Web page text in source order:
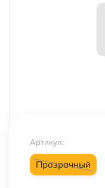
Артикул:
Прозрачный